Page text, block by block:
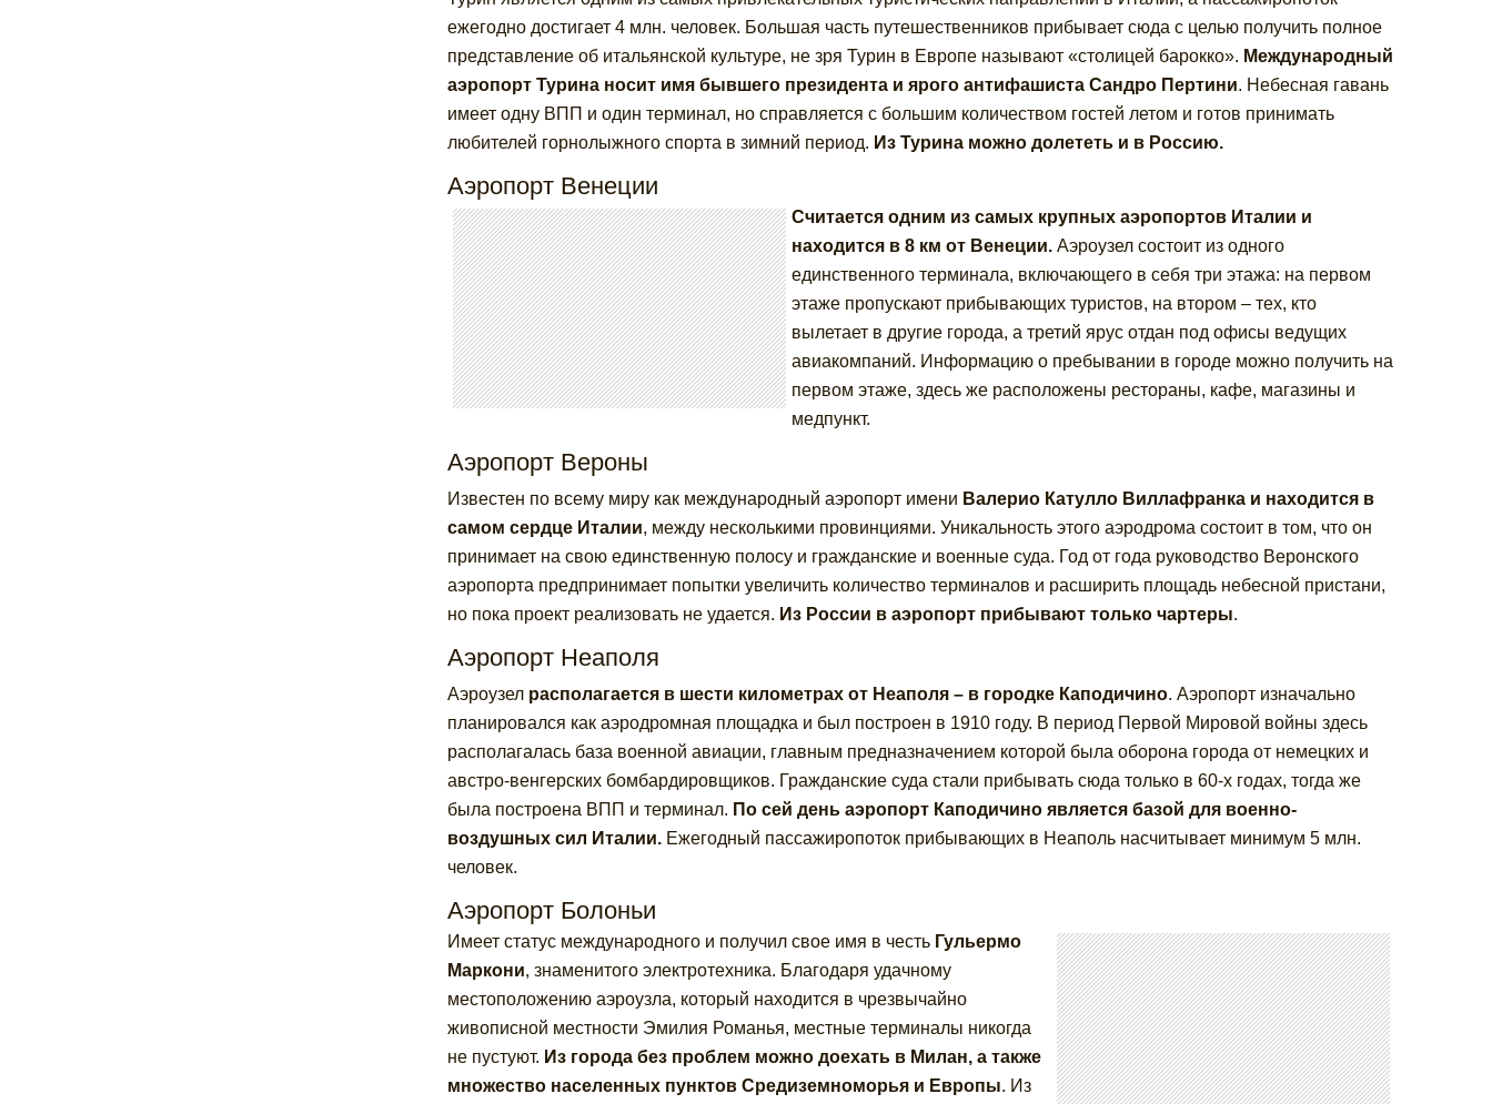
ежегодно достигает 4 млн. человек. Большая часть путешественников прибывает сюда с целью получить полное
представление об итальянской культуре, не зря Турин в Европе называют «столицей барокко». Международный
аэропорт Турина носит имя бывшего президента и ярого антифашиста Сандро Пертини. Небесная гавань
имеет одну ВПП и один терминал, но справляется с большим количеством гостей летом и готов принимать
любителей горнолыжного спорта в зимний период. Из Турина можно долететь и в Россию.
Аэропорт Венеции
Считается одним из самых крупных аэропортов Италии и
находится в 8 км от Венеции.Аэроузел состоит из одного
единственного терминала, включающего в себя три этажа: на первом
этаже пропускают прибывающих туристов, на втором – тех, кто
вылетает в другие города, а третий ярус отдан под офисы ведущих
авиакомпаний. Информацию о пребывании в городе можно получить на
первом этаже, здесь же расположены рестораны, кафе, магазины и
медпункт.
Аэропорт Вероны
Известен по всему миру как международный аэропорт имени Валерио Катулло Виллафранка и находится в
самом сердце Италии, между несколькими провинциями. Уникальность этого аэродрома состоит в том, что он
принимает на свою единственную полосу и гражданские и военные суда. Год от года руководство Веронского
аэропорта предпринимает попытки увеличить количество терминалов и расширить площадь небесной пристани,
но пока проект реализовать не удается. Из России в аэропорт прибывают только чартеры.
Аэропорт Неаполя
Аэроузел располагается в шести километрах от Неаполя – в городке Каподичино. Аэропорт изначально
планировался как аэродромная площадка и был построен в 1910 году. В период Первой Мировой войны здесь
располагалась база военной авиации, главным предназначением которой была оборона города от немецких и
австро-венгерских бомбардировщиков. Гражданские суда стали прибывать сюда только в 60-х годах, тогда же
была построена ВПП и терминал. По сей день аэропорт Каподичино является базой для военно-
воздушных сил Италии.Ежегодный пассажиропоток прибывающих в Неаполь насчитывает минимум 5 млн.
человек.
Аэропорт Болоньи
Имеет статус международного и получил свое имя в честь Гульермо
Маркони, знаменитого электротехника. Благодаря удачному
местоположению аэроузла, который находится в чрезвычайно
живописной местности Эмилия Романья, местные терминалы никогда
не пустуют. Из города без проблем можно доехать в Милан, а также
множество населенных пунктов Средиземноморья и Европы. Из